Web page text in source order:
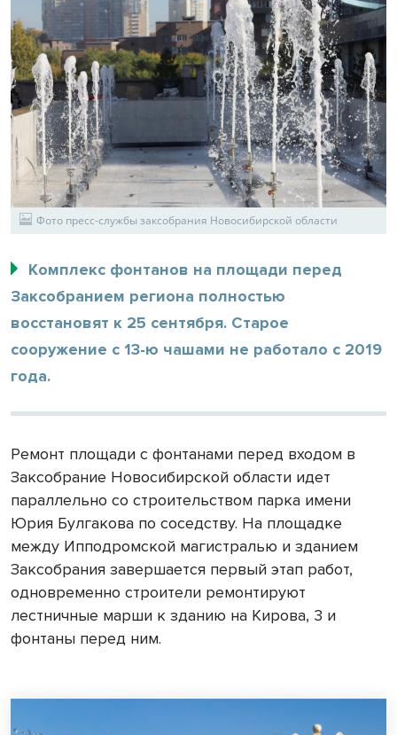
Фото пресс-службы заксобрания Новосибирской области
Комплекс фонтанов на площади перед
Заксобранием региона полностью
восстановят к 25 сентября. Старое
сооружение с 13-ю чашами не работало с 2019
года.
Ремонт площади с фонтанами перед входом в
Заксобрание Новосибирской области идет
параллельно со строительством парка имени
Юрия Булгакова по соседству. На площадке
между Ипподромской магистралью и зданием
Заксобрания завершается первый этап работ,
одновременно строители ремонтируют
лестничные марши к зданию на Кирова, 3 и
фонтаны перед ним.